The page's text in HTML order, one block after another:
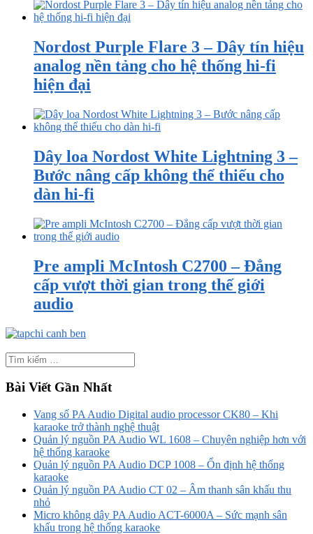
Nordost Purple Flare 3 – Dây tín hiệu
analog nền tảng cho hệ thống hi-fi
hiện đại
Dây loa Nordost White Lightning 3 –
Bước nâng cấp không thể thiếu cho
dàn hi-fi
Pre ampli McIntosh C2700 – Đẳng
cấp vượt thời gian trong thế giới
audio
Bài Viết Gần Nhất
Vang số PA Audio Digital audio processor CK80 – Khi
karaoke trở thành nghệ thuật
Quản lý nguồn PA Audio WL 1608 – Chuyên nghiệp hơn với
hệ thống karaoke
Quản lý nguồn PA Audio DCP 1008 – Ổn định hệ thống
karaoke
Quản lý nguồn PA Audio CT 02 – Âm thanh sân khấu thu
nhỏ
Micro không dây PA Audio ACT-6000A – Sức mạnh sân
khấu trong hệ thống karaoke